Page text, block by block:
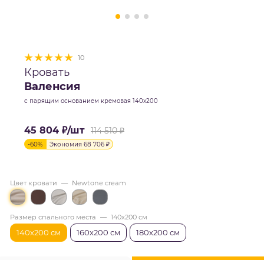
10
Кровать
Валенсия
с парящим основанием кремовая 140х200
45 804 ₽/шт 114 510₽
-60% Экономия 68 706 ₽
Цвет кровати — Newtone cream
Размер спального места — 140х200 см
140х200 см 160х200 см 180х200 см